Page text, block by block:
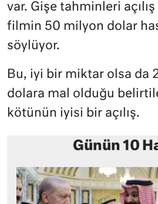
var. Gişe tahminleri
filmin 50 milyon dolar
söylüyor.
Bu, iyi bir miktar olsa da
dolara mal olduğu
kötünün iyisi bir açılış.
Günün 10